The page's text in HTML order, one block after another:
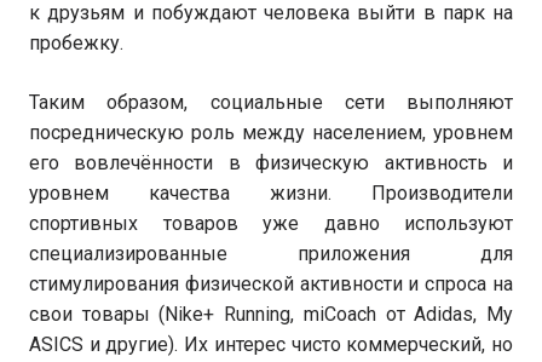
к друзьям и побуждают человека выйти в парк на
пробежку.
Таким образом, социальные сети выполняют
посредническую роль между населением, уровнем
его вовлечённости в физическую активность и
уровнем качества жизни. Производители
спортивных товаров уже давно используют
специализированные приложения для
стимулирования физической активности и спроса на
свои товары (Nike+ Running, miCoach от Adidas, My
ASICS и другие). Их интерес чисто коммерческий, но